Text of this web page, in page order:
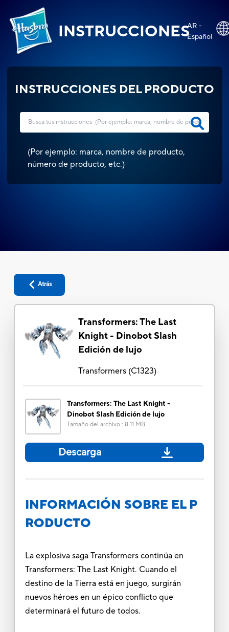
INSTRUCCIONESAR -
Español
INSTRUCCIONES DEL PRODUCTO
(Por ejemplo: marca, nombre de producto,
número de producto, etc.)
Atrás
Transformers: The Last
Knight - Dinobot Slash
Edición de lujo
Transformers(C1323)
Transformers: The Last Knight -
Dinobot Slash Edición de lujo
Tamaño del archivo: 8.11 MB
Descarga
INFORMACIÓN SOBRE EL P
RODUCTO
La explosiva saga Transformers continúa en
Transformers: The Last Knight. Cuando el
destino de la Tierra está en juego, surgirán
nuevos héroes en un épico conflicto que
determinará el futuro de todos.